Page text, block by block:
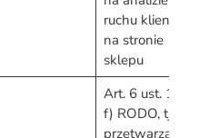
ruchu klientów
na stronie
sklepu
Art. 6 ust. 1 lit.
f) RODO, tj.
przetwarzanie